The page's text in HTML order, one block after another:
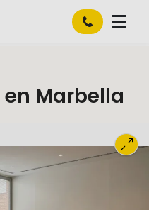
en Marbella